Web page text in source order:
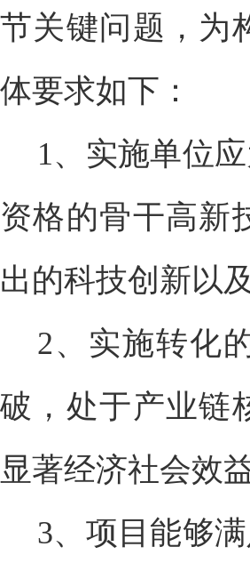
节关键问题，为
体要求如下：
1、实施单位
资格的骨干高新
出的科技创新以
2、实施转化
破，处于产业链
显著经济社会效益
3、项目能够